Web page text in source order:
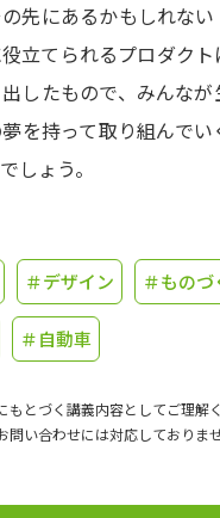
先にあるかもしれな
立てられるプロダク
したもので、みんな
を持って取り組んで
しょう。
＃デザイン ＃ものづ
＃自動車
とづく講義内容としてご理解く
い合わせには対応しておりませ